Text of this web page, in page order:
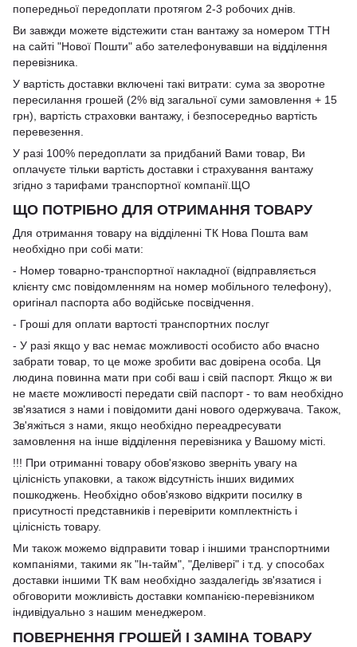
попередньої передоплати протягом 2-3 робочих днів.
Ви завжди можете відстежити стан вантажу за номером ТТН
на сайті "Нової Пошти" або зателефонувавши на відділення
перевізника.
У вартість доставки включені такі витрати: сума за зворотне
пересилання грошей (2% від загальної суми замовлення + 15
грн), вартість страховки вантажу, і безпосередньо вартість
перевезення.
У разі 100% передоплати за придбаний Вами товар, Ви
оплачуєте тільки вартість доставки і страхування вантажу
згідно з тарифами транспортної компанії.ЩО
ЩО ПОТРІБНО ДЛЯ ОТРИМАННЯ ТОВАРУ
Для отримання товару на відділенні ТК Нова Пошта вам
необхідно при собі мати:
- Номер товарно-транспортної накладної (відправляється
клієнту смс повідомленням на номер мобільного телефону),
оригінал паспорта або водійське посвідчення.
- Гроші для оплати вартості транспортних послуг
- У разі якщо у вас немає можливості особисто або вчасно
забрати товар, то це може зробити вас довірена особа. Ця
людина повинна мати при собі ваш і свій паспорт. Якщо ж ви
не маєте можливості передати свій паспорт - то вам необхідно
зв'язатися з нами і повідомити дані нового одержувача. Також,
Зв'яжіться з нами, якщо необхідно переадресувати
замовлення на інше відділення перевізника у Вашому місті.
!!! При отриманні товару обов'язково зверніть увагу на
цілісність упаковки, а також відсутність інших видимих
пошкоджень. Необхідно обов'язково відкрити посилку в
присутності представників і перевірити комплектність і
цілісність товару.
Ми також можемо відправити товар і іншими транспортними
компаніями, такими як "Ін-тайм", "Делівері" і т.д. у способах
доставки іншими ТК вам необхідно заздалегідь зв'язатися і
обговорити можливість доставки компанією-перевізником
індивідуально з нашим менеджером.
ПОВЕРНЕННЯ ГРОШЕЙ І ЗАМІНА ТОВАРУ